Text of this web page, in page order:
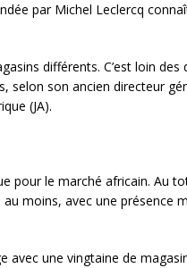
par Michel Leclercq
différents. C’est loin des
selon son ancien directeur
(JA).
pour le marché africain. Au
moins, avec une présence
avec une vingtaine de